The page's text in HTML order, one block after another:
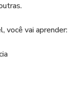
você vai aprender: